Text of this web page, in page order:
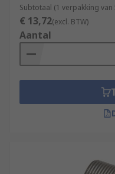
Subtotaal (1 verpakking van
€ 13,72(excl. BTW)
Aantal